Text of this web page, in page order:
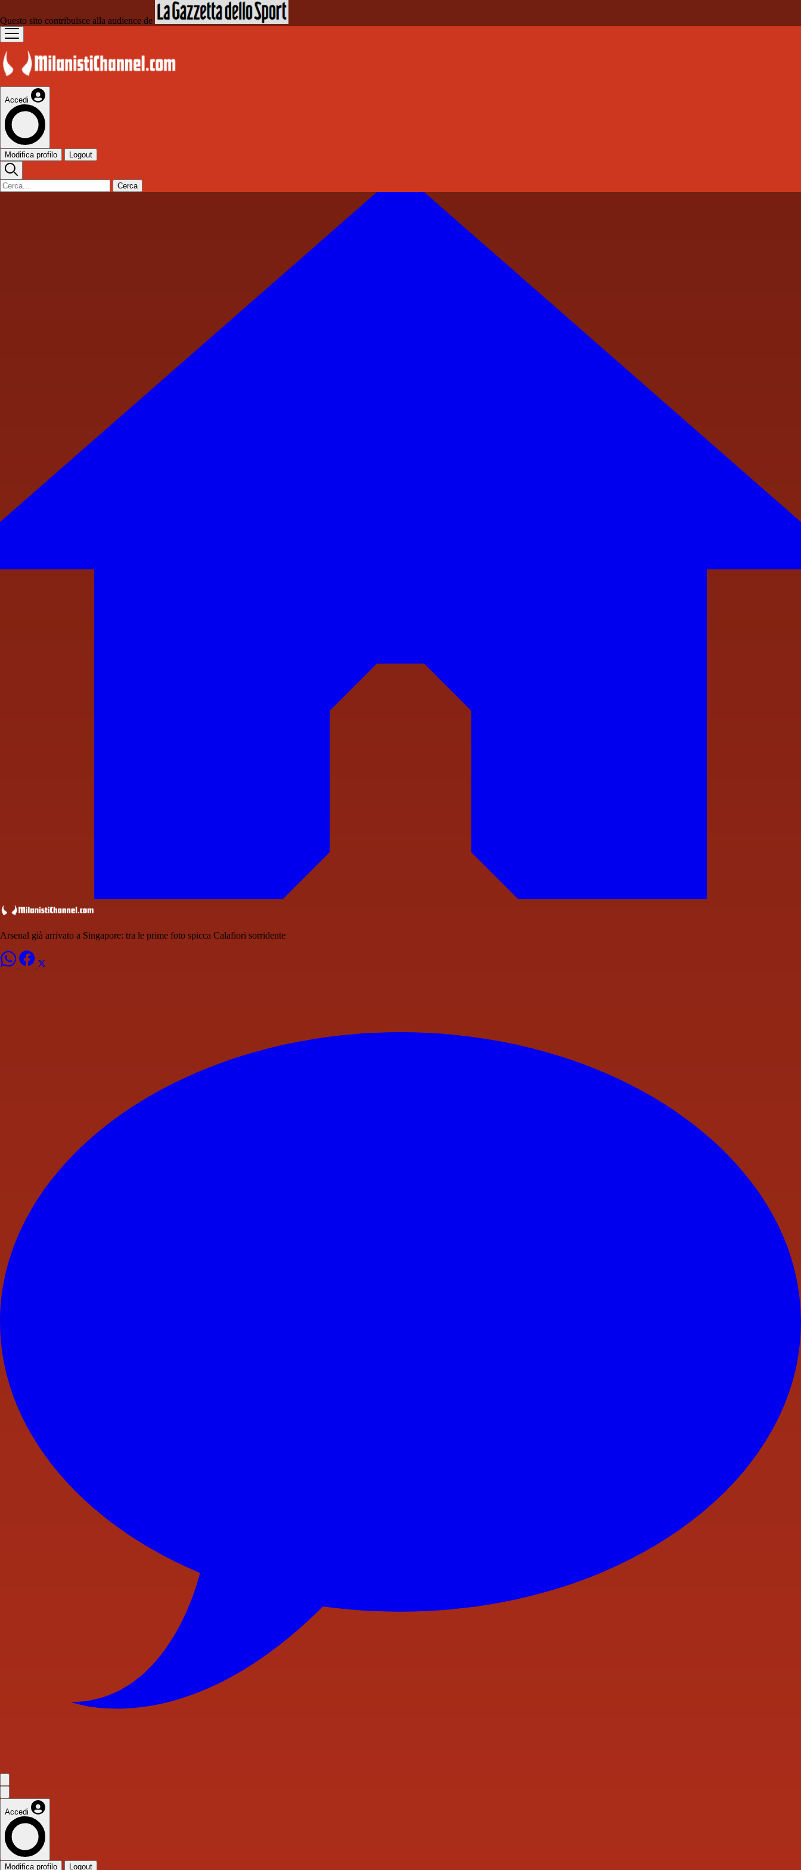
Questo sito contribuisce alla audience de
Accedi
Modifica profilo Logout
Cerca
Arsenal già arrivato a Singapore: tra le prime foto spicca Calafiori sorridente
Accedi
Modifica profilo Logout